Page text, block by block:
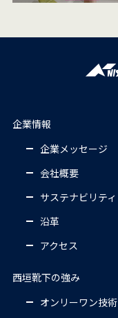
企業情報
企業メッセージ
会社概要
サステナビリティ
沿革
アクセス
西垣靴下の強み
オンリーワン技術